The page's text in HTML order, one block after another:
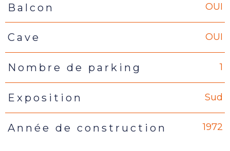
Balcon OUI
Cave OUI
Nombre de parking 1
Exposition Sud
Année de construction 1972